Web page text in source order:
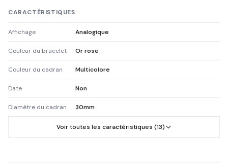
CARACTÉRISTIQUES
Affichage Analogique
Couleur du bracelet Or rose
Couleur du cadran Multicolore
Date Non
Diamètre du cadran 30mm
Voir toutes les caractéristiques (13)